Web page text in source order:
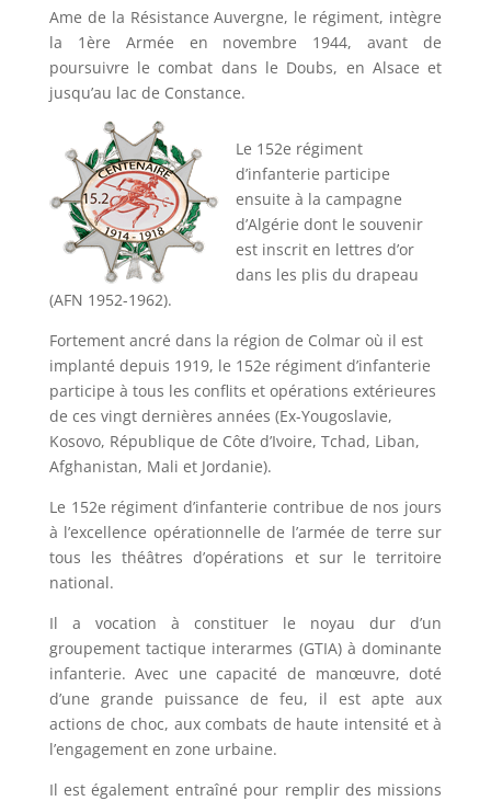
Ame de la Résistance Auvergne, le régiment, intègre
la 1ère Armée en novembre 1944, avant de
poursuivre le combat dans le Doubs, en Alsace et
jusqu’au lac de Constance.
Le 152e régiment
d’infanterie participe
ensuite à la campagne
d’Algérie dont le souvenir
est inscrit en lettres d’or
dans les plis du drapeau
(AFN 1952-1962).
Fortement ancré dans la région de Colmar où il est
implanté depuis 1919, le 152e régiment d’infanterie
participe à tous les conflits et opérations extérieures
de ces vingt dernières années (Ex-Yougoslavie,
Kosovo, République de Côte d’Ivoire, Tchad, Liban,
Afghanistan, Mali et Jordanie).
Le 152e régiment d’infanterie contribue de nos jours
à l’excellence opérationnelle de l’armée de terre sur
tous les théâtres d’opérations et sur le territoire
national.
Il a vocation à constituer le noyau dur d’un
groupement tactique interarmes (GTIA) à dominante
infanterie. Avec une capacité de manœuvre, doté
d’une grande puissance de feu, il est apte aux
actions de choc, aux combats de haute intensité et à
l’engagement en zone urbaine.
Il est également entraîné pour remplir des missions